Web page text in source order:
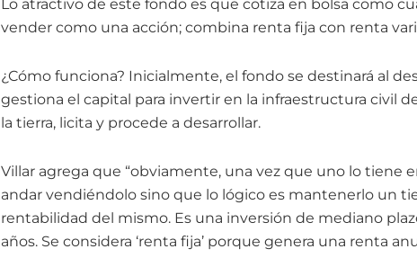
Lo atractivo de este fondo es que cotiza en bolsa como
vender como una acción; combina renta fija con renta
¿Cómo funciona? Inicialmente, el fondo se destinará al
gestiona el capital para invertir en la infraestructura civil
la tierra, licita y procede a desarrollar.
Villar agrega que “obviamente, una vez que uno lo tiene
andar vendiéndolo sino que lo lógico es mantenerlo un
rentabilidad del mismo. Es una inversión de mediano
años. Se considera ‘renta fija’ porque genera una renta